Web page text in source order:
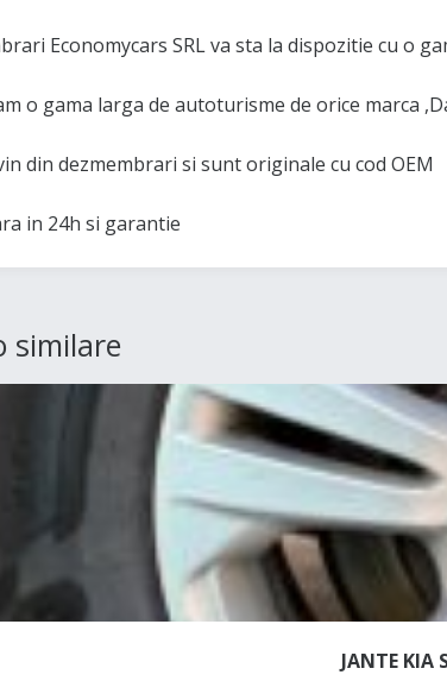
Economycars SRL va sta la dispozitie cu o
o gama larga de autoturisme de orice marca
din dezmembrari si sunt originale cu cod OEM
in 24h si garantie
similare
JANTE KIA